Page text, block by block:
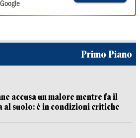
Primo Piano
accusa un malore mentre fa il
al suolo: è in condizioni critiche